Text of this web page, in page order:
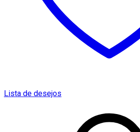
Lista de desejos